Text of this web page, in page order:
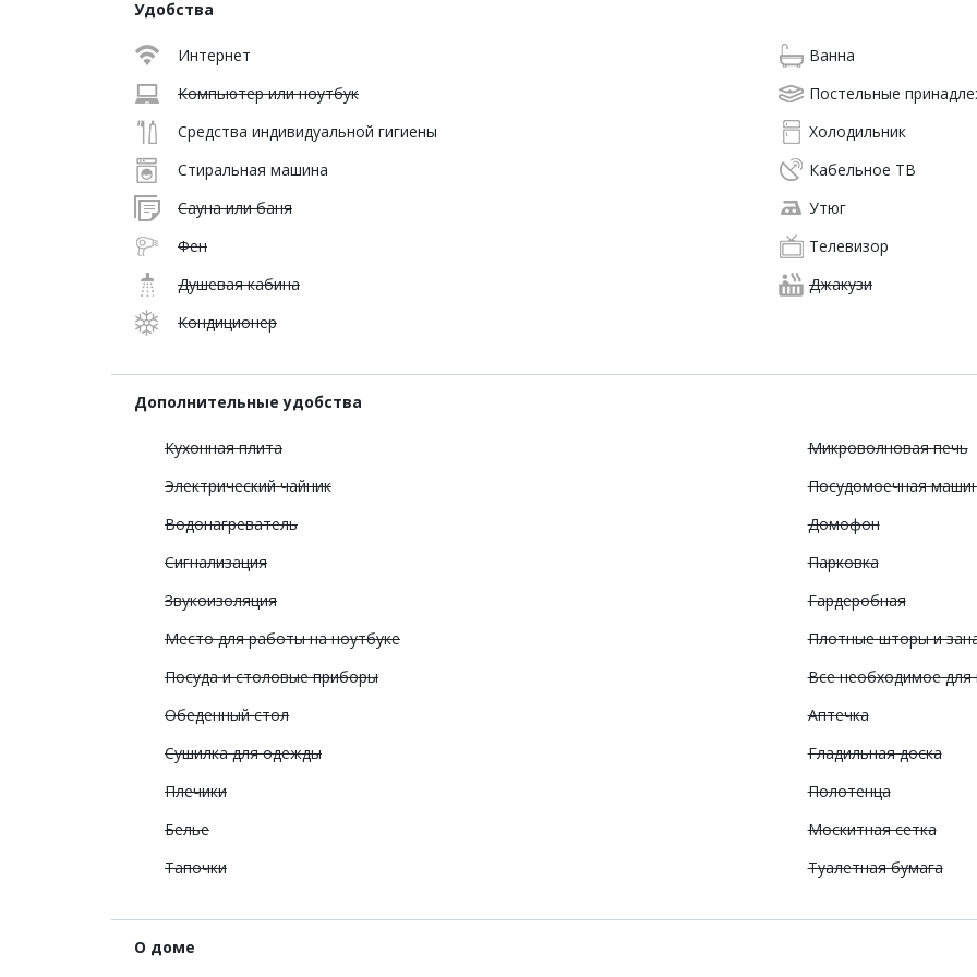
Удобства
Интернет
Ванна
Компьютер или ноутбук
Постельные
Средства индивидуальной гигиены
Холодильник
Стиральная машина
Кабельное ТВ
Сауна или баня
Утюг
Фен
Телевизор
Душевая кабина
Джакузи
Кондиционер
Дополнительные удобства
Кухонная плита
Микроволновая печь
Электрический чайник
Посудомоечная
Водонагреватель
Домофон
Сигнализация
Парковка
Звукоизоляция
Гардеробная
Место для работы на ноутбуке
Плотные шторы и
Посуда и столовые приборы
Все необходимое для
Обеденный стол
Аптечка
Сушилка для одежды
Гладильная доска
Плечики
Полотенца
Белье
Москитная сетка
Тапочки
Туалетная бумага
О доме